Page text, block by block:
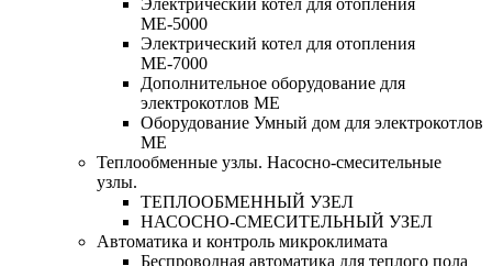
Электрический котел для отопления
МЕ-5000
Электрический котел для отопления
МЕ-7000
Дополнительное оборудование для
электрокотлов МЕ
Оборудование Умный дом для электрокотлов
МЕ
Теплообменные узлы. Насосно-смесительные
узлы.
ТЕПЛООБМЕННЫЙ УЗЕЛ
НАСОСНО-СМЕСИТЕЛЬНЫЙ УЗЕЛ
Автоматика и контроль микроклимата
Беспроводная автоматика для теплого пола